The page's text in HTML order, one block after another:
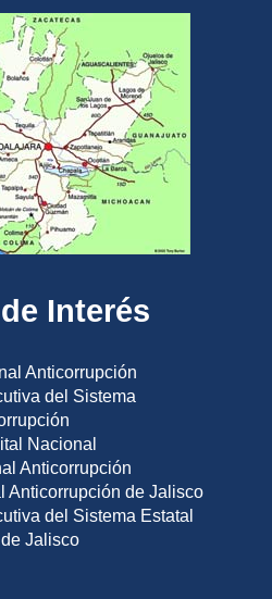
Interés
Anticorrupción
del Sistema
Nacional
Anticorrupción
Anticorrupción de Jalisco
del Sistema Estatal
Jalisco